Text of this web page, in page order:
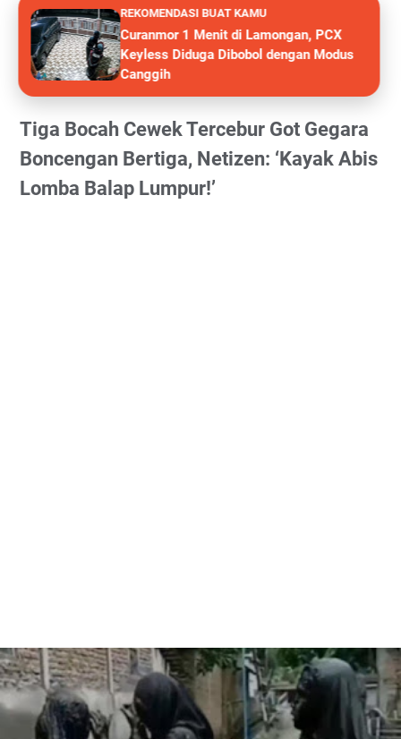
REKOMENDASI BUAT KAMU
Curanmor 1 Menit di Lamongan, PCX
Keyless Diduga Dibobol dengan Modus
Canggih
Tiga Bocah Cewek Tercebur Got Gegara
Boncengan Bertiga, Netizen: ‘Kayak Abis
Lomba Balap Lumpur!’